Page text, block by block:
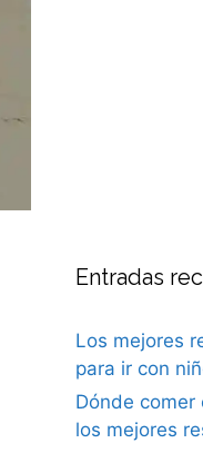
Entradas
Los mejores
para ir con
Dónde comer
los mejores